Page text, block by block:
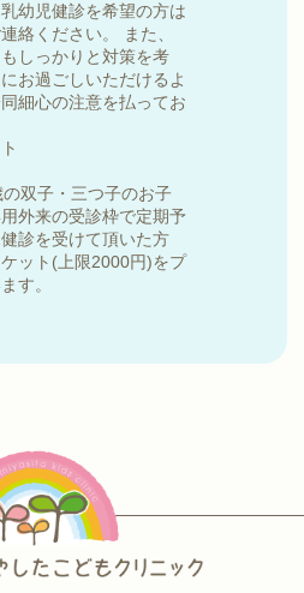
幼児健診を希望の方は
絡ください。 また、
しっかりと対策を考
お過ごしいただけるよ
細心の注意を払ってお
双子・三つ子のお子
外来の受診枠で定期予
診を受けて頂いた方
ット(上限2000円)をプ
す。